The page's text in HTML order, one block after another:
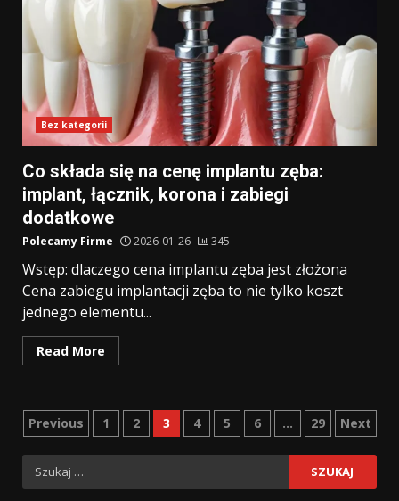
Bez kategorii
Co składa się na cenę implantu zęba:
implant, łącznik, korona i zabiegi
dodatkowe
Polecamy Firme 2026-01-26 345
Wstęp: dlaczego cena implantu zęba jest złożona
Cena zabiegu implantacji zęba to nie tylko koszt
jednego elementu...
Read More
Stronicowanie
wpisów
Previous 1 2 3 4 5 6 … 29 Next
Szukaj: